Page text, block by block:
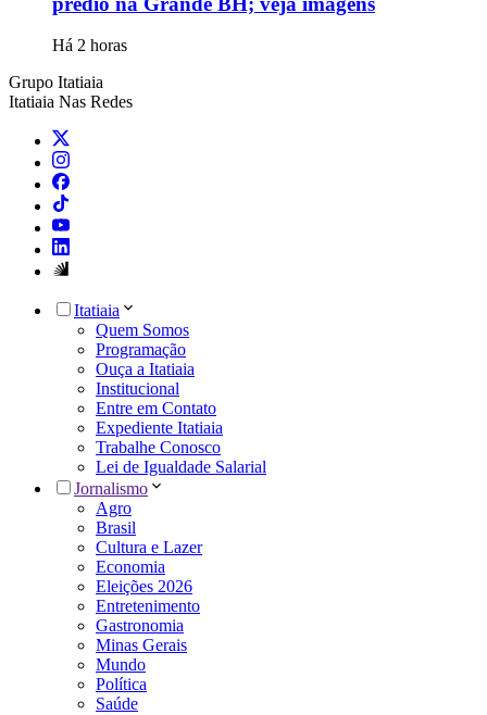
Há 2 horas
Grupo Itatiaia
Itatiaia Nas Redes
Itatiaia
Quem Somos
Programação
Ouça a Itatiaia
Institucional
Entre em Contato
Expediente Itatiaia
Trabalhe Conosco
Lei de Igualdade Salarial
Jornalismo
Agro
Brasil
Cultura e Lazer
Economia
Eleições 2026
Entretenimento
Gastronomia
Minas Gerais
Mundo
Política
Saúde